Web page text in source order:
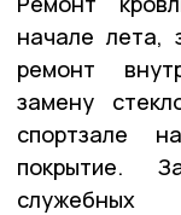
начале лета,
ремонт
замену
спортзале
покрытие.
служебных